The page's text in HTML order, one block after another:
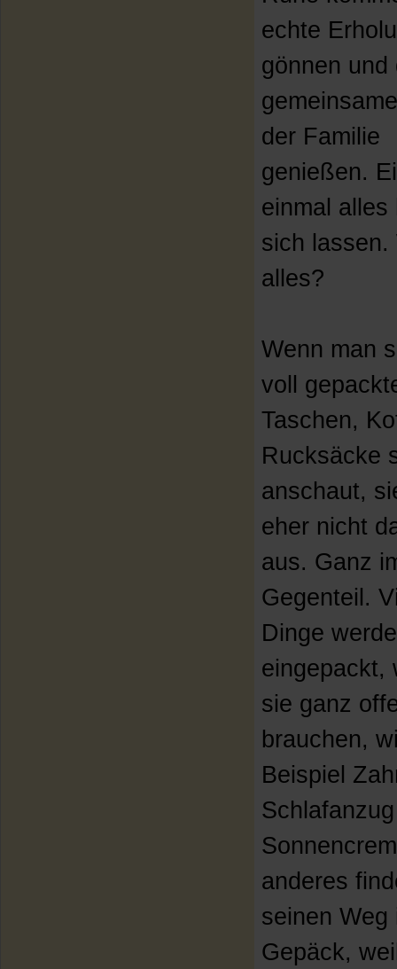
echte
gönnen und
der Familie
genießen.
einmal alles
sich lassen.
alles?
Wenn man
voll
Taschen,
Rucksäcke
anschaut,
eher nicht
aus. Ganz
Gegenteil.
Dinge
eingepackt,
sie ganz
brauchen,
Beispiel
anderes
seinen Weg
Gepäck,